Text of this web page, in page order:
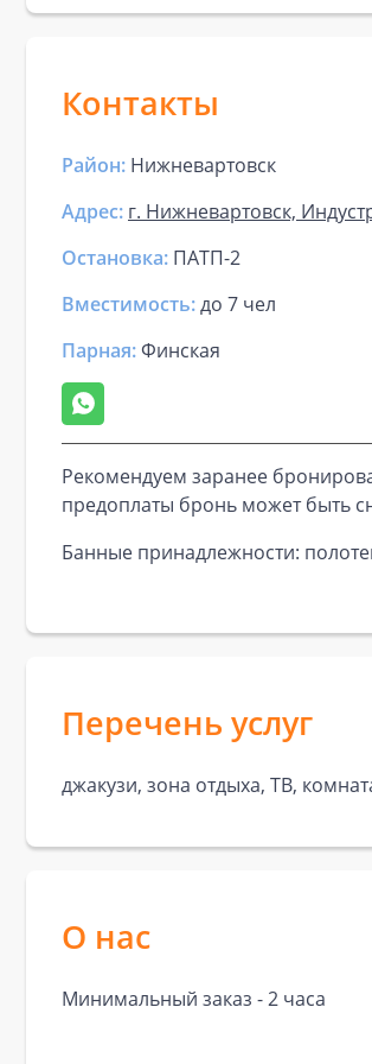
Контакты
Район: Нижневартовск
Адрес: г. Нижневартовск,
Остановка: ПАТП-2
Вместимость:до 7 чел
Парная:Финская
Рекомендуем заранее
предоплаты бронь может быть
Банные принадлежности:
Перечень услуг
джакузи, зона отдыха, ТВ,
О нас
Минимальный заказ - 2 часа